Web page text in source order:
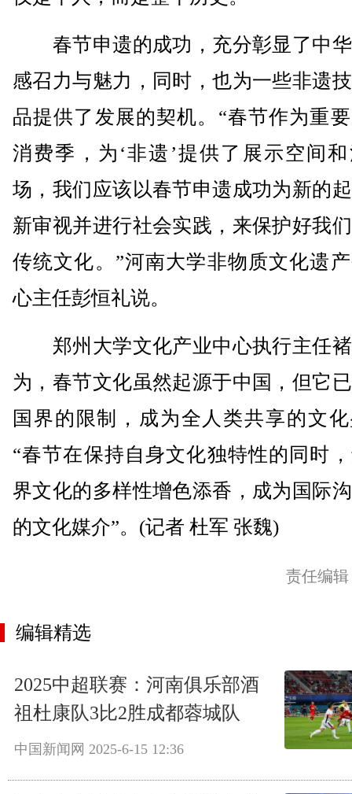
春节申遗的成功，充分彰显了中
感召力与魅力，同时，也为一些非遗
品提供了发展的契机。“春节作为重
消费季，为‘非遗’提供了展示空间
场，我们应该以春节申遗成功为新的
新审视并进行社会实践，来保护好我
传统文化。”河南大学非物质文化遗
心主任彭恒礼说。
郑州大学文化产业中心执行主任
为，春节文化虽然起源于中国，但它
国界的限制，成为全人类共享的文
“春节在保持自身文化独特性的同时
界文化的多样性增色添香，成为国际
的文化媒介”。(记者 杜军 张魏)
责任编
编辑精选
2025中超联赛：河南俱乐部酒
祖杜康队3比2胜成都蓉城队
中国新闻网 2025-6-15 12:36